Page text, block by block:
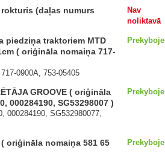
(daļas numurs
Nav
noliktavā
piedziņa traktoriem MTD
( oriģināla nomaiņa 717-
0900A, 753-05405
Prekyboje
GROOVE ( oriģināla
000284190, SG53298007 )
000284190, SG532980077,
Prekyboje
( oriģināla nomaiņa 581 65
Prekyboje